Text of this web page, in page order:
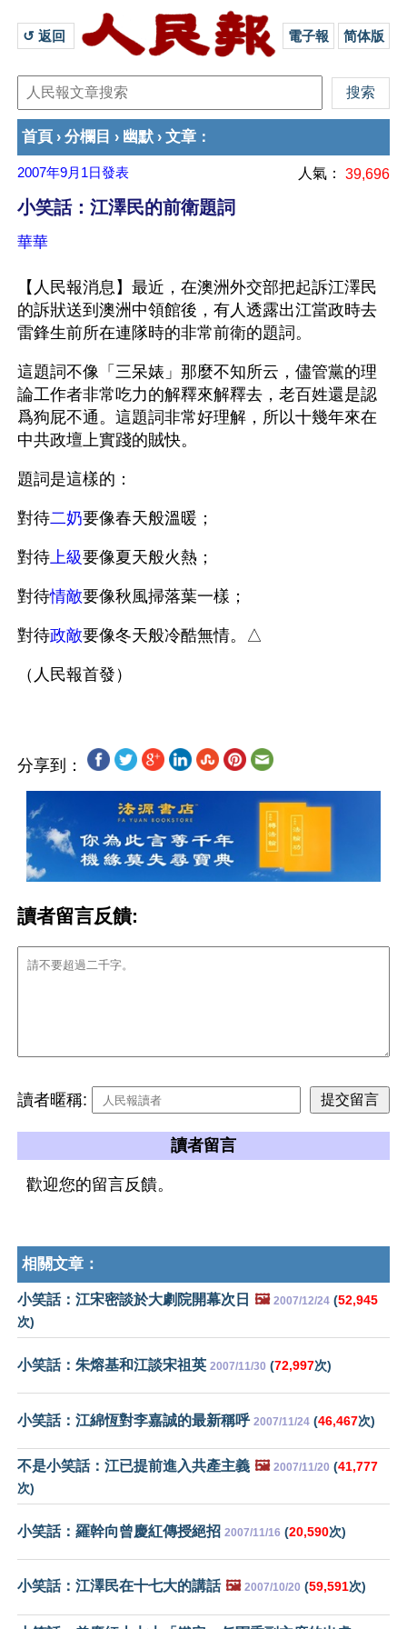
↺ 返回 電子報 简体版
首頁 › 分欄目 › 幽默 › 文章 ：
2007年9月1日發表 人氣： 39,696
小笑話：江澤民的前衛題詞
華華
【人民報消息】最近，在澳洲外交部把起訴江澤民
的訴狀送到澳洲中領館後，有人透露出江當政時去
雷鋒生前所在連隊時的非常前衛的題詞。
這題詞不像「三呆婊」那麼不知所云，儘管黨的理
論工作者非常吃力的解釋來解釋去，老百姓還是認
爲狗屁不通。這題詞非常好理解，所以十幾年來在
中共政壇上實踐的賊快。
題詞是這樣的：
對待二奶要像春天般溫暖；
對待上級要像夏天般火熱；
對待情敵要像秋風掃落葉一樣；
對待政敵要像冬天般冷酷無情。△
分享到：
讀者留言反饋:
讀者暱稱:
讀者留言
歡迎您的留言反饋。
相關文章：
小笑話：江宋密談於大劇院開幕次日 🖼️ 2007/12/24 (52,945
次)
小笑話：朱熔基和江談宋祖英 2007/11/30 (72,997次)
小笑話：江綿恆對李嘉誠的最新稱呼 2007/11/24 (46,467次)
不是小笑話：江已提前進入共產主義 🖼️ 2007/11/20 (41,777
次)
小笑話：羅幹向曾慶紅傳授絕招 2007/11/16 (20,590次)
小笑話：江澤民在十七大的講話 🖼️ 2007/10/20 (59,591次)